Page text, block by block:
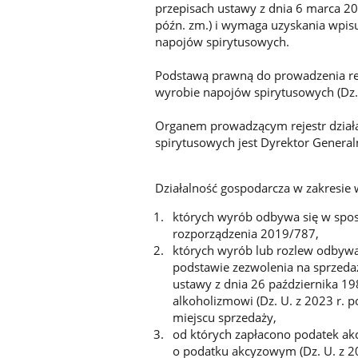
przepisach ustawy z dnia 6 marca
późn. zm.) i wymaga uzyskania
napojów spirytusowych.
Podstawą prawną do prowadzenia
wyrobie napojów spirytusowych
Organem prowadzącym rejestr
spirytusowych jest Dyrektor
Działalność gospodarcza w
których wyrób odbywa się w
rozporządzenia 2019/787,
których wyrób lub rozlew
podstawie zezwolenia na
ustawy z dnia 26 października
alkoholizmowi (Dz. U. z 2023 r.
miejscu sprzedaży,
od których zapłacono podatek
o podatku akcyzowym (Dz. U. z